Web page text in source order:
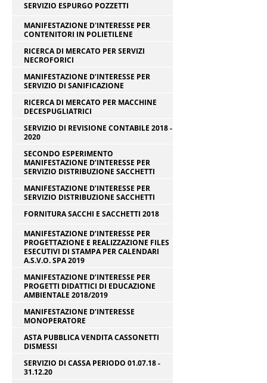
SERVIZIO ESPURGO POZZETTI
MANIFESTAZIONE D'INTERESSE PER
CONTENITORI IN POLIETILENE
RICERCA DI MERCATO PER SERVIZI
NECROFORICI
MANIFESTAZIONE D’INTERESSE PER
SERVIZIO DI SANIFICAZIONE
RICERCA DI MERCATO PER MACCHINE
DECESPUGLIATRICI
SERVIZIO DI REVISIONE CONTABILE 2018 -
2020
SECONDO ESPERIMENTO
MANIFESTAZIONE D’INTERESSE PER
SERVIZIO DISTRIBUZIONE SACCHETTI
MANIFESTAZIONE D’INTERESSE PER
SERVIZIO DISTRIBUZIONE SACCHETTI
FORNITURA SACCHI E SACCHETTI 2018
MANIFESTAZIONE D’INTERESSE PER
PROGETTAZIONE E REALIZZAZIONE FILES
ESECUTIVI DI STAMPA PER CALENDARI
A.S.V.O. SPA 2019
MANIFESTAZIONE D’INTERESSE PER
PROGETTI DIDATTICI DI EDUCAZIONE
AMBIENTALE 2018/2019
MANIFESTAZIONE D’INTERESSE
MONOPERATORE
ASTA PUBBLICA VENDITA CASSONETTI
DISMESSI
SERVIZIO DI CASSA PERIODO 01.07.18 -
31.12.20